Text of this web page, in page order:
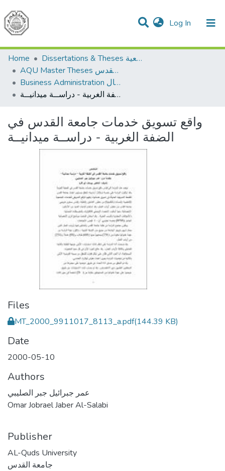
Log In (current)
Communities & Collections
All of DSpace
Home
Dissertations & Theses الرسائل الجامعية
AQU Master Theses الرسائل الجامعية الخاصة بجامعة القدس
Business Administration إدارة الاعمال
واقع تسويق خدمات جامعة القدس في الضفة الغربية - دراســة ميدانيــة
واقع تسويق خدمات جامعة القدس في
الضفة الغربية - دراســة ميدانيــة
Files
MT_2000_9911017_8113_a.pdf(144.39 KB)
Date
2000-05-10
Authors
عمر جبرائيل جبر الصليبي
Omar Jobrael Jaber Al-Salabi
Publisher
AL-Quds University
جامعة القدس